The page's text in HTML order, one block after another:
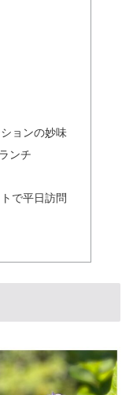
ョンの妙味
ンチ
で平日訪問